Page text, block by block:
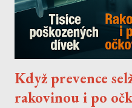
Když prevence
rakovinou i po